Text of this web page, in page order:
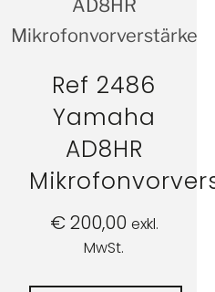
Ref 2486
Yamaha
AD8HR
€200,00 exkl.
MwSt.